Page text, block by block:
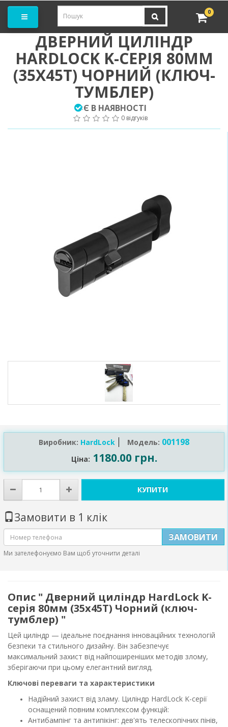
0
ДВЕРНИЙ ЦИЛІНДР
HARDLOCK K-СЕРІЯ 80ММ
(35Х45Т) ЧОРНИЙ (КЛЮЧ-
ТУМБЛЕР)
:Є В НАЯВНОСТІ
0 відгуків
Виробник: HardLock Модель: 001198
Ціна: 1180.00 грн.
КУПИТИ
Замовити в 1 клік
ЗАМОВИТИ
Ми зателефонуємо Вам щоб уточнити деталі
Опис " Дверний циліндр HardLock K-
серія 80мм (35х45Т) Чорний (ключ-
тумблер) "
Цей циліндр — ідеальне поєднання інноваційних технологій
безпеки та стильного дизайну. Він забезпечує
максимальний захист від найпоширеніших методів злому,
зберігаючи при цьому елегантний вигляд.
Ключові переваги та характеристики
Надійний захист від зламу. Циліндр HardLock K-серії
оснащений повним комплексом функцій:
Антибампінг та антипікінг: дев'ять телескопічних пінів,